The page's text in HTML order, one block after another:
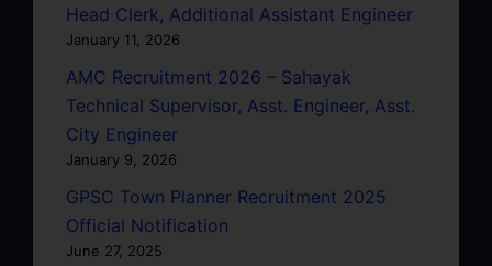
Head Clerk, Additional Assistant Engineer
January 11, 2026
AMC Recruitment 2026 – Sahayak
Technical Supervisor, Asst. Engineer, Asst.
City Engineer
January 9, 2026
GPSC Town Planner Recruitment 2025
Official Notification
June 27, 2025